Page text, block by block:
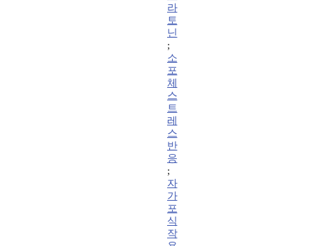
라
토
닌
;
소
포
체
스
트
레
스
반
응
;
자
가
포
식
작